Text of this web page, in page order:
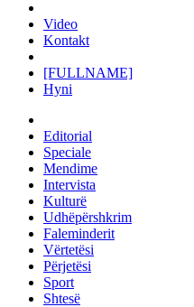
Video
Kontakt
[FULLNAME]
Hyni
Editorial
Speciale
Mendime
Intervista
Kulturë
Udhëpërshkrim
Faleminderit
Vërtetësi
Përjetësi
Sport
Shtesë